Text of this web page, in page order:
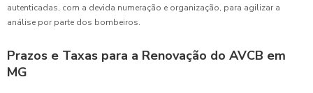
autenticadas, com a devida numeração e organização, para agilizar a
análise por parte dos bombeiros.
Prazos e Taxas para a Renovação do AVCB em
MG